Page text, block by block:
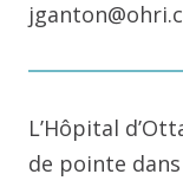
L’Hôpital
de pointe